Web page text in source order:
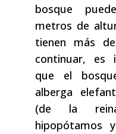
bosque
metros de
tienen más
continuar, es
que el
alberga
(de la
hipopótamos